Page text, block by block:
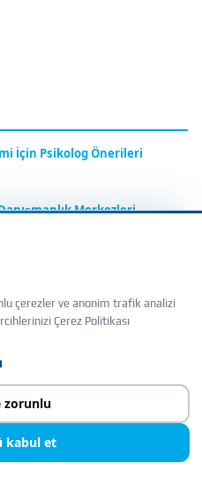
İçin Psikolog Önerileri
Merkezleri
— İstanbul Üniversitesi Psikoloji
Bursa Nilüfer Lotus Office’te
çerezler ve anonim trafik analizi
Çerez Politikası
zorunlu
kabul et